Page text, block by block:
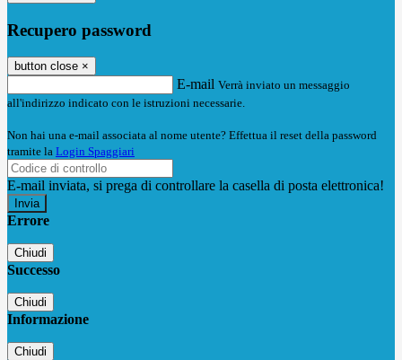
Recupero password
button close ×
E-mail Verrà inviato un messaggio
all'indirizzo indicato con le istruzioni necessarie.
Non hai una e-mail associata al nome utente? Effettua il reset della password
tramite la Login Spaggiari
E-mail inviata, si prega di controllare la casella di posta elettronica!
Errore
Chiudi
Successo
Chiudi
Informazione
Chiudi